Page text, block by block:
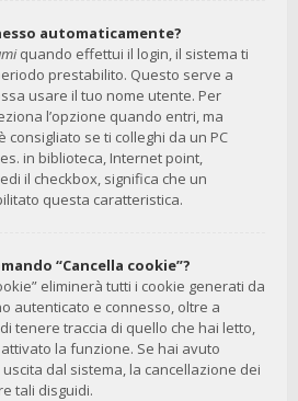
automaticamente?
quando effettui il login, il sistema ti
prestabilito. Questo serve a
usare il tuo nome utente. Per
l’opzione quando entri, ma
consigliato se ti colleghi da un PC
in biblioteca, Internet point,
il checkbox, significa che un
questa caratteristica.
“Cancella cookie”?
eliminerà tutti i cookie generati da
autenticato e connesso, oltre a
tenere traccia di quello che hai letto,
la funzione. Se hai avuto
dal sistema, la cancellazione dei
tali disguidi.